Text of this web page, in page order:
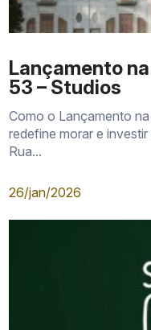
Lançamento
53 – Studios
Como o Lançamento
redefine morar e
Rua...
26/jan/2026